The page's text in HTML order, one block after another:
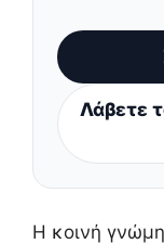
Λάβετε
Η κοινή